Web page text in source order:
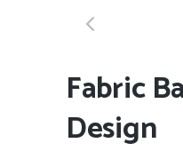
Fabric
Design